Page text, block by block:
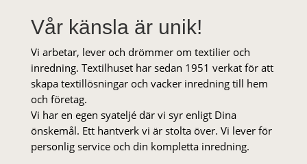
Vår känsla är unik!
Vi arbetar, lever och drömmer om textilier och
inredning. Textilhuset har sedan 1951 verkat för att
skapa textillösningar och vacker inredning till hem
och företag.
Vi har en egen syateljé där vi syr enligt Dina
önskemål. Ett hantverk vi är stolta över. Vi lever för
personlig service och din kompletta inredning.